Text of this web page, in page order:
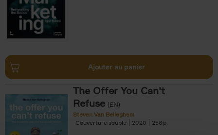
Ajouter au panier
The Offer You Can't
Refuse (EN)
Steven Van Belleghem
Couverture souple
2020 256